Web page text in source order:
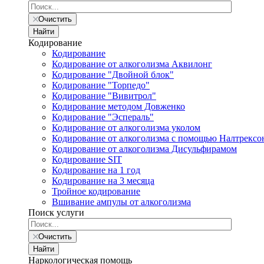
Очистить
Найти
Кодирование
Кодирование
Кодирование от алкоголизма Аквилонг
Кодирование "Двойной блок"
Кодирование "Торпедо"
Кодирование "Вивитрол"
Кодирование методом Довженко
Кодирование "Эспераль"
Кодирование от алкоголизма уколом
Кодирование от алкоголизма с помощью
Кодирование от алкоголизма Дисульфирамом
Кодирование SIT
Кодирование на 1 год
Кодирование на 3 месяца
Тройное кодирование
Вшивание ампулы от алкоголизма
Поиск услуги
Очистить
Найти
Наркологическая помощь